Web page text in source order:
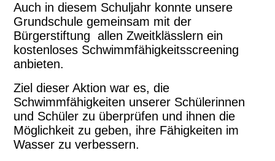
Auch in diesem Schuljahr konnte unsere
Grundschule gemeinsam mit der
Bürgerstiftung allen Zweitklässlern ein
kostenloses Schwimmfähigkeitsscreening
anbieten.
Ziel dieser Aktion war es, die
Schwimmfähigkeiten unserer Schülerinnen
und Schüler zu überprüfen und ihnen die
Möglichkeit zu geben, ihre Fähigkeiten im
Wasser zu verbessern.